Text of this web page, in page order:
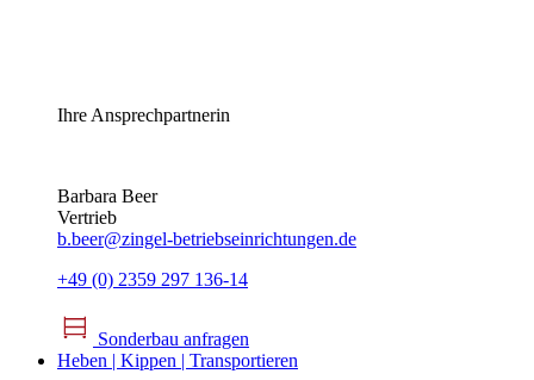
Ihre Ansprechpartnerin
Barbara Beer
Vertrieb
b.beer@zingel-betriebseinrichtungen.de
+49 (0) 2359 297 136-14
Sonderbau anfragen
Heben | Kippen | Transportieren